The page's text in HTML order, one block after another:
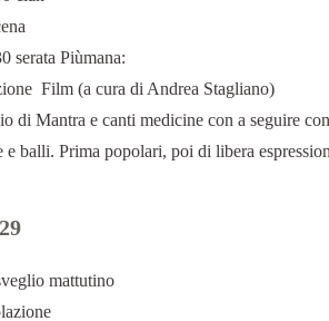
serata Piùmana:
Film (a cura di Andrea Stagliano)
di Mantra e canti medicine con a seguire
e balli. Prima popolari, poi di libera
mattutino